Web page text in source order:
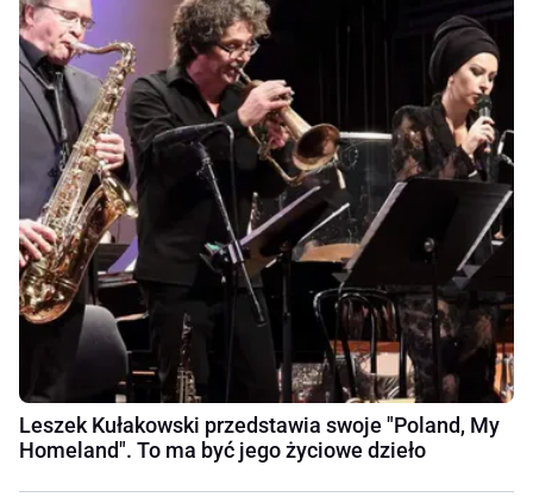
Leszek Kułakowski przedstawia swoje "Poland, My
Homeland". To ma być jego życiowe dzieło